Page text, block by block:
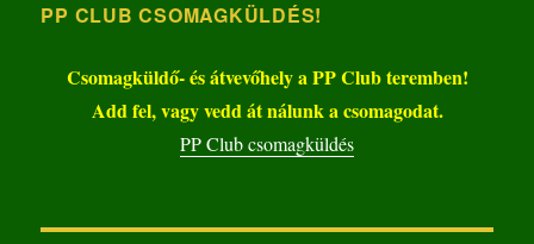
PP CLUB CSOMAGKÜLDÉS!
Csomagküldő- és átvevőhely a PP Club teremben!
Add fel, vagy vedd át nálunk a csomagodat.
PP Club csomagküldés